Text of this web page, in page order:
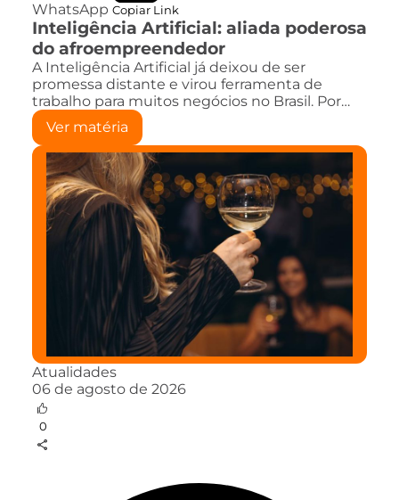
WhatsApp Copiar Link
Inteligência Artificial: aliada poderosa
do afroempreendedor
A Inteligência Artificial já deixou de ser
promessa distante e virou ferramenta de
trabalho para muitos negócios no Brasil. Por…
Ver matéria
Atualidades
06 de agosto de 2026
0